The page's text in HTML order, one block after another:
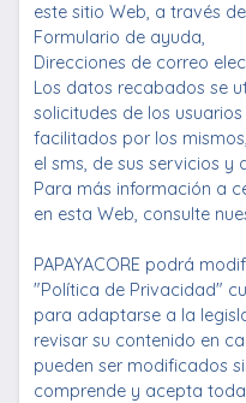
este sitio Web, a través
Formulario de ayuda,
Direcciones de correo
Los datos recabados se
solicitudes de los
facilitados por los
el sms, de sus servicios y
Para más información a
en esta Web, consulte
PAPAYACORE podrá
"Política de Privacidad"
para adaptarse a la
revisar su contenido en
pueden ser modificados
comprende y acepta